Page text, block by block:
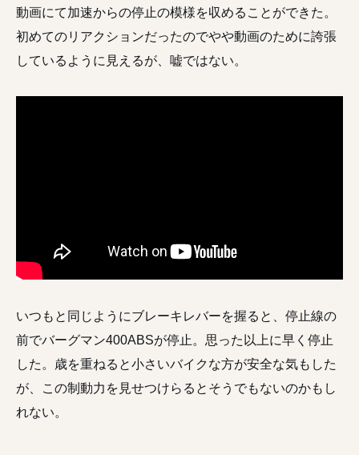
動画にて加速からの停止の模様を収めることができた。
初めてのリアクションだったのでやや動画のために誇張
しているように見えるが、嘘ではない。
いつもと同じようにブレーキレバーを握ると、停止線の
前でバーグマン400ABSが停止。思った以上に早く停止
した。歳を重ねると小さいバイクな方が安全な気もした
が、この制動力を見せつけらるとそうでもないのかもし
れない。